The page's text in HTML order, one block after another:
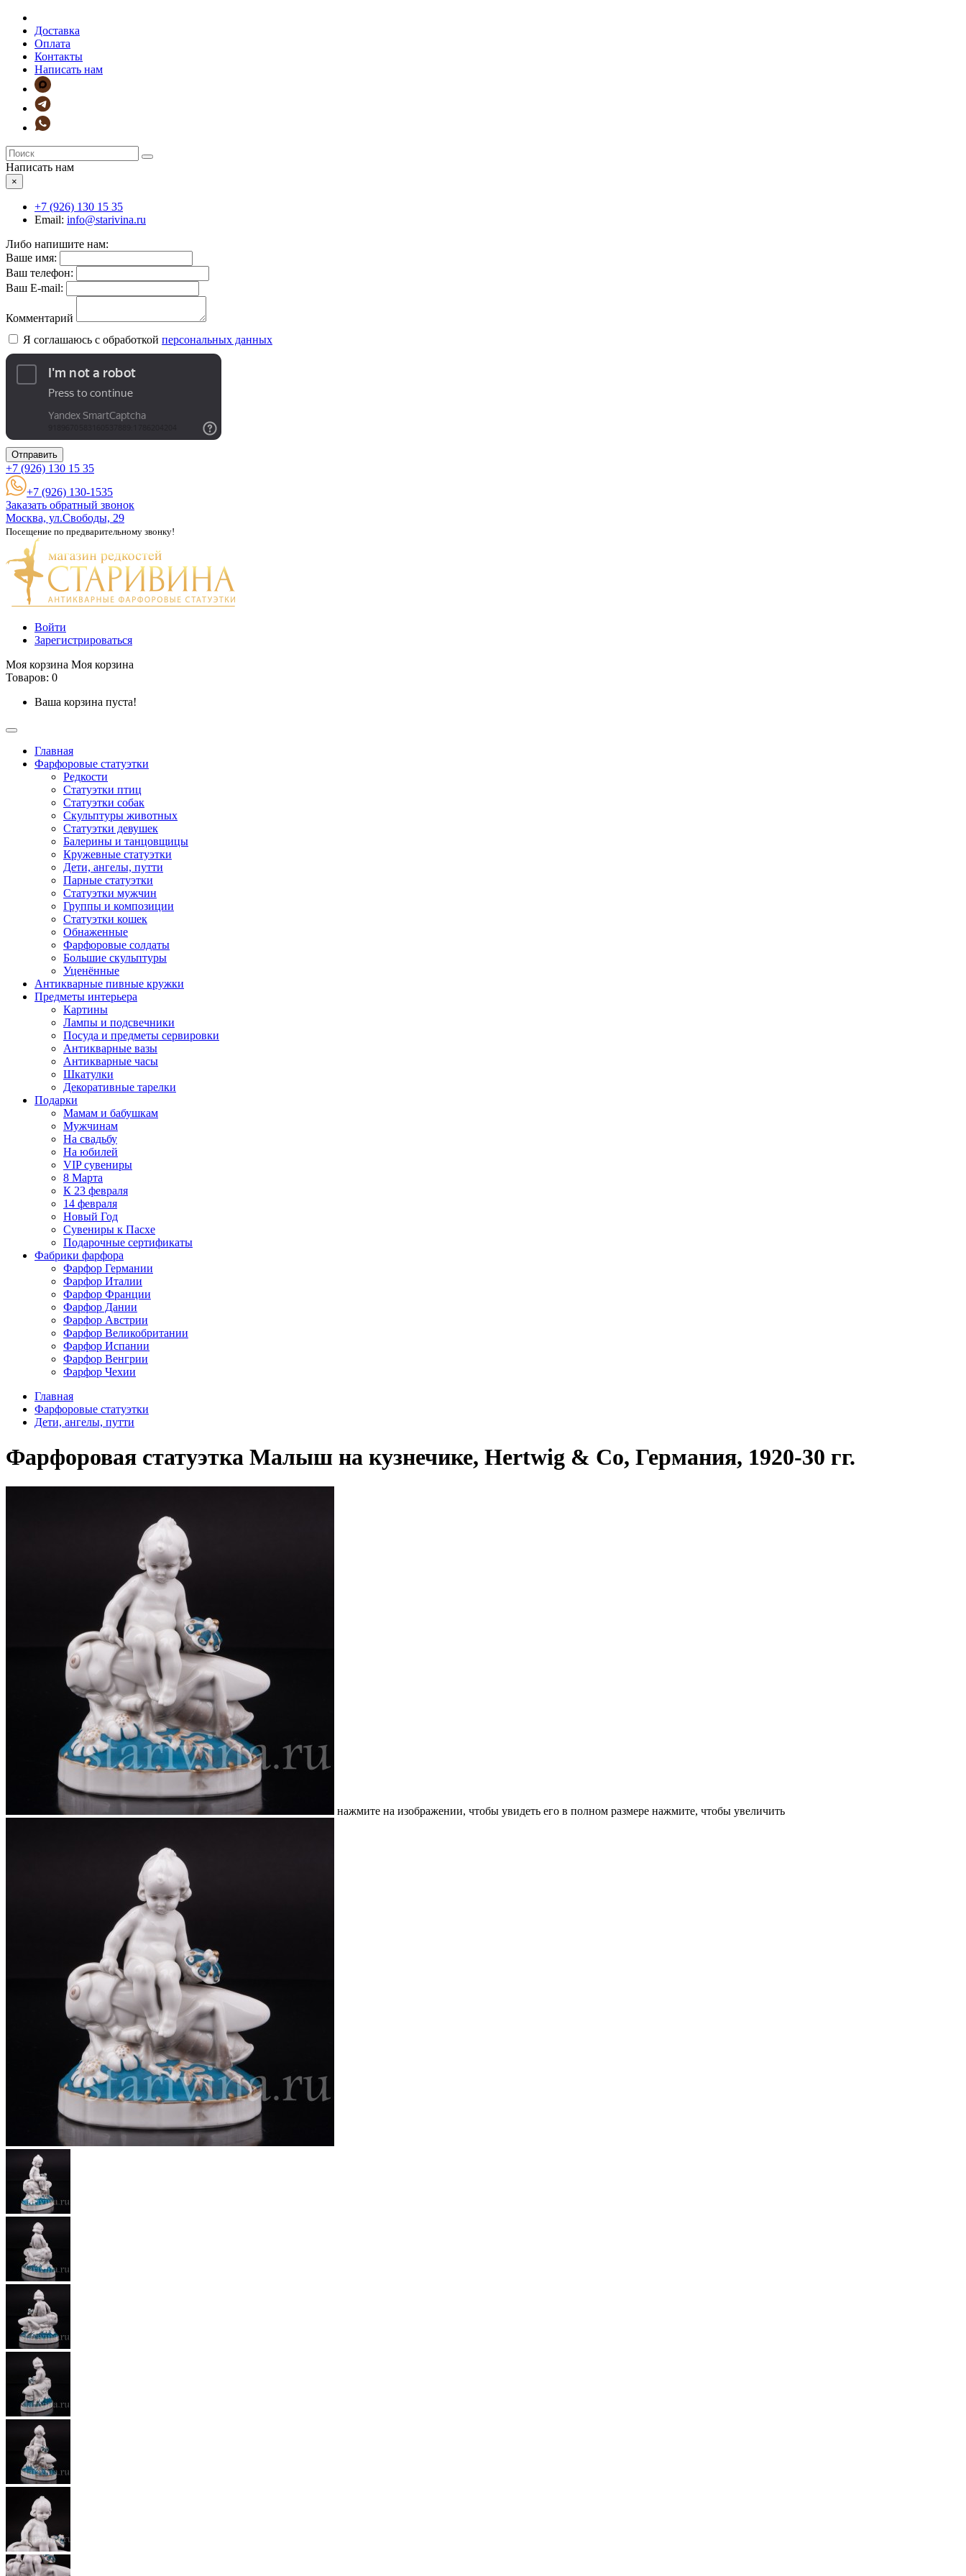
Доставка
Оплата
Контакты
Написать нам
Написать нам
×
+7 (926) 130 15 35
Email: info@starivina.ru
Либо напишите нам:
Ваше имя:
Ваш телефон:
Ваш E-mail:
Комментарий
Я соглашаюсь с обработкой персональных данных
Отправить
+7 (926) 130 15 35
+7 (926) 130-1535
Заказать обратный звонок
Москва, ул.Свободы, 29
Посещение по предварительному звонку!
Войти
Зарегистрироваться
Моя корзина Моя корзина
Товаров: 0
Ваша корзина пуста!
Главная
Фарфоровые статуэтки
Редкости
Cтатуэтки птиц
Cтатуэтки собак
Скульптуры животных
Статуэтки девушек
Балерины и танцовщицы
Кружевные статуэтки
Дети, ангелы, путти
Парные статуэтки
Статуэтки мужчин
Группы и композиции
Статуэтки кошек
Обнаженные
Фарфоровые солдаты
Большие скульптуры
Уценённые
Антикварные пивные кружки
Предметы интерьера
Картины
Лампы и подсвечники
Посуда и предметы сервировки
Антикварные вазы
Антикварные часы
Шкатулки
Декоративные тарелки
Подарки
Мамам и бабушкам
Мужчинам
На свадьбу
На юбилей
VIP сувениры
8 Марта
К 23 февраля
14 февраля
Новый Год
Сувениры к Пасхе
Подарочные сертификаты
Фабрики фарфора
Фарфор Германии
Фарфор Италии
Фарфор Франции
Фарфор Дании
Фарфор Австрии
Фарфор Великобритании
Фарфор Испании
Фарфор Венгрии
Фарфор Чехии
Главная
Фарфоровые статуэтки
Дети, ангелы, путти
Фарфоровая статуэтка Малыш на кузнечике, Hertwig & Co, Германия, 1920-30 гг.
нажмите на изображении, чтобы увидеть его в полном размере нажмите, чтобы увеличить